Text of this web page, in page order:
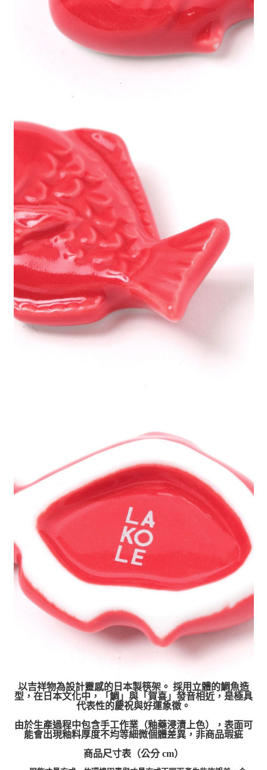
以吉祥物為設計靈感的日本製筷架。 採用立體的鯛魚造
型，在日本文化中，「鯛」與「賀喜」發音相近，是極具
代表性的慶祝與好運象徵。
由於生產過程中包含手工作業（釉藥浸漬上色），表面可
能會出現釉料厚度不均等細微個體差異，非商品瑕疵
商品尺寸表（公分 cm）